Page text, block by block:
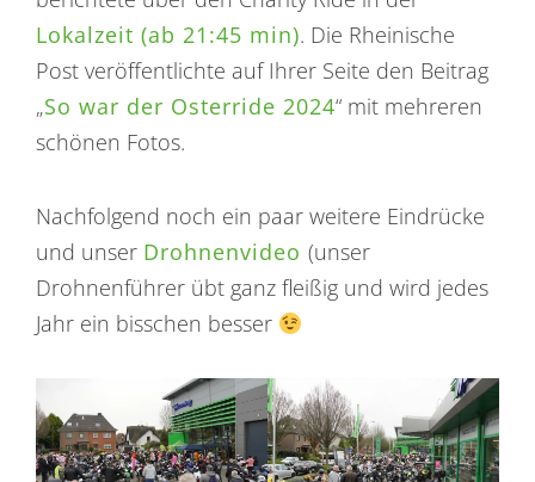
Lokalzeit (ab 21:45 min). Die Rheinische
Post veröffentlichte auf Ihrer Seite den Beitrag
„So war der Osterride 2024“ mit mehreren
schönen Fotos.
Nachfolgend noch ein paar weitere Eindrücke
und unser Drohnenvideo (unser
Drohnenführer übt ganz fleißig und wird jedes
Jahr ein bisschen besser